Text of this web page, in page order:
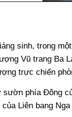
sinh, trong
Vũ trang Ba
trực chiến
sườn phía Đông
Liên bang